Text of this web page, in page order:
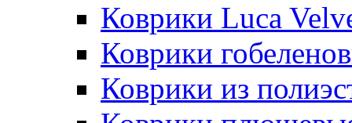
Коврики Luca
Коврики
Коврики из